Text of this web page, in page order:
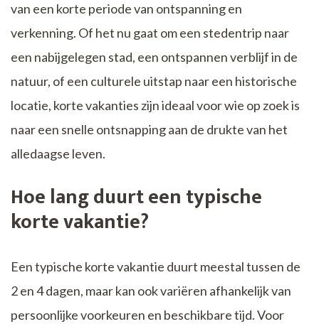
van een korte periode van ontspanning en
verkenning. Of het nu gaat om een stedentrip naar
een nabijgelegen stad, een ontspannen verblijf in de
natuur, of een culturele uitstap naar een historische
locatie, korte vakanties zijn ideaal voor wie op zoek is
naar een snelle ontsnapping aan de drukte van het
alledaagse leven.
Hoe lang duurt een typische
korte vakantie?
Een typische korte vakantie duurt meestal tussen de
2 en 4 dagen, maar kan ook variëren afhankelijk van
persoonlijke voorkeuren en beschikbare tijd. Voor